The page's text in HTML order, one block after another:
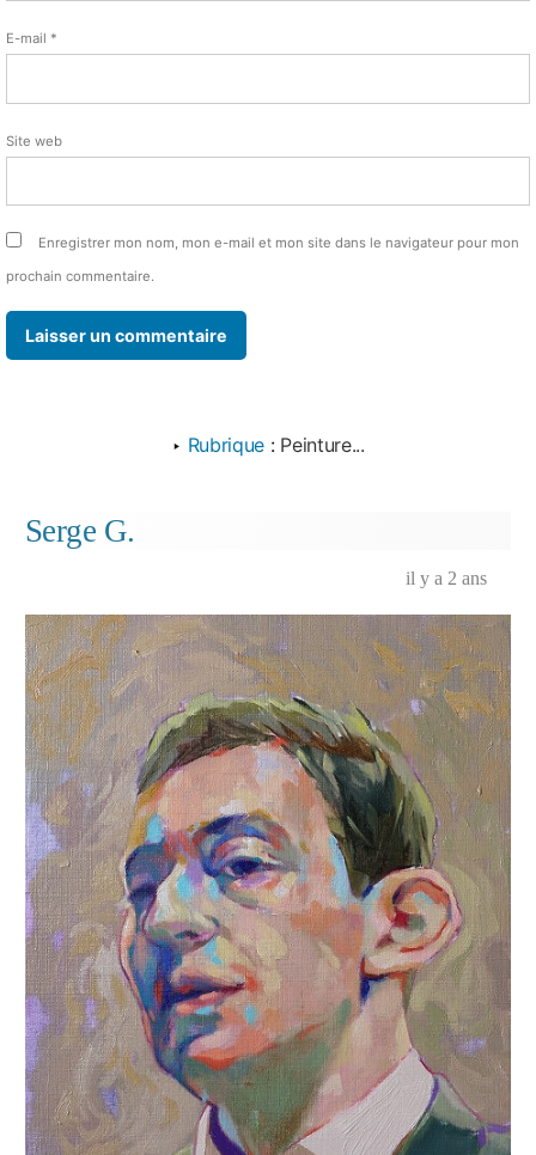
E-mail *
Site web
Enregistrer mon nom, mon e-mail et mon site dans le navigateur pour mon
prochain commentaire.
‣ Rubrique : Peinture...
Serge G.
il y a 2 ans